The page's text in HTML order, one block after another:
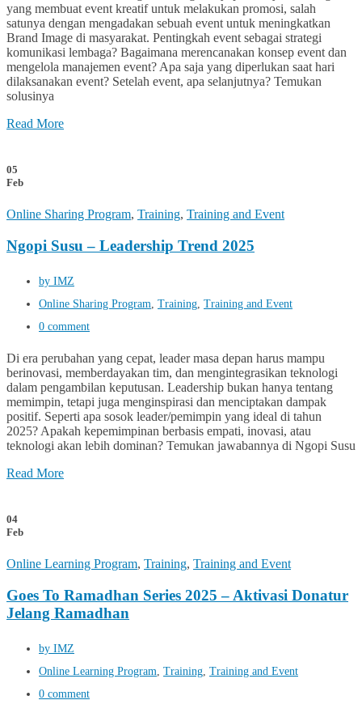
yang membuat event kreatif untuk melakukan promosi, salah
satunya dengan mengadakan sebuah event untuk meningkatkan
Brand Image di masyarakat. Pentingkah event sebagai strategi
komunikasi lembaga? Bagaimana merencanakan konsep event dan
mengelola manajemen event? Apa saja yang diperlukan saat hari
dilaksanakan event? Setelah event, apa selanjutnya? Temukan
solusinya
Read More
05
Feb
Online Sharing Program, Training, Training and Event
Ngopi Susu – Leadership Trend 2025
by IMZ
Online Sharing Program Training Training and Event
0 comment
Di era perubahan yang cepat, leader masa depan harus mampu
berinovasi, memberdayakan tim, dan mengintegrasikan teknologi
dalam pengambilan keputusan. Leadership bukan hanya tentang
memimpin, tetapi juga menginspirasi dan menciptakan dampak
positif. Seperti apa sosok leader/pemimpin yang ideal di tahun
2025? Apakah kepemimpinan berbasis empati, inovasi, atau
teknologi akan lebih dominan? Temukan jawabannya di Ngopi Susu
Read More
04
Feb
Online Learning Program, Training, Training and Event
Goes To Ramadhan Series 2025 – Aktivasi Donatur
Jelang Ramadhan
by IMZ
Online Learning Program Training Training and Event
0 comment